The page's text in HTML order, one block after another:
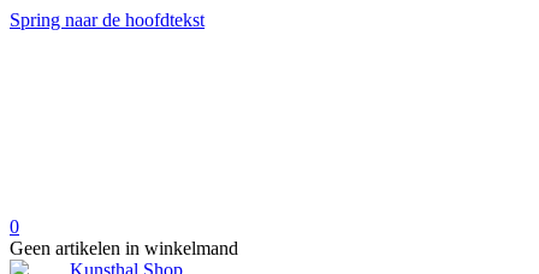
Spring naar de hoofdtekst
0
Geen artikelen in winkelmand